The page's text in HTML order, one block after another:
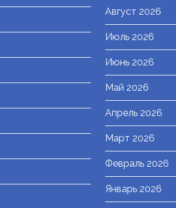
Август 2026
Июль 2026
Июнь 2026
Май 2026
Апрель 2026
Март 2026
Февраль 2026
Январь 2026